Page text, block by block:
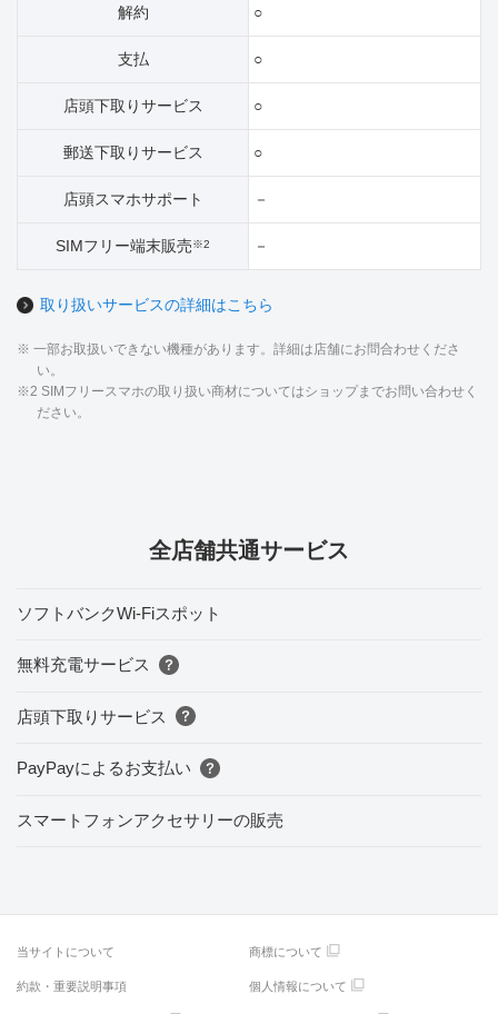
解約 ○
支払 ○
店頭下取りサービス ○
郵送下取りサービス ○
店頭スマホサポート －
SIMフリー端末販売※2 －
取り扱いサービスの詳細はこちら
※ 一部お取扱いできない機種があります。詳細は店舗にお問合わせくださ
い。
※2 SIMフリースマホの取り扱い商材についてはショップまでお問い合わせく
ださい。
全店舗共通サービス
ソフトバンクWi-Fiスポット
無料充電サービス
店頭下取りサービス
PayPayによるお支払い
スマートフォンアクセサリーの販売
当サイトについて 商標について
約款・重要説明事項 個人情報について